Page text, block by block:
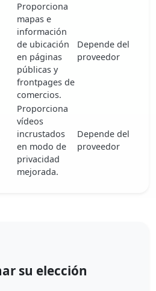
Proporciona
mapas e
información
de ubicación
en páginas
públicas y
frontpages de
comercios.
Depende del
proveedor
Proporciona
vídeos
incrustados
en modo de
privacidad
mejorada.
Depende del
proveedor
su elección